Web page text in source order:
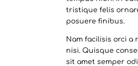
tristique felis
posuere finibus.
Nam facilisis orci a
nisi. Quisque
sit amet semper